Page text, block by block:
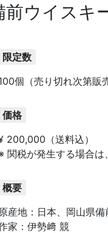
前ウイスキ
限定数
個（売り切れ次第販
価格
200,000（送料込）
関税が発生する場合は
概要
原産地：日本、岡山県備
家：伊勢﨑 競